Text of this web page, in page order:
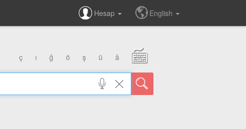
Hesap English
ç ı ğ ö ş ü â